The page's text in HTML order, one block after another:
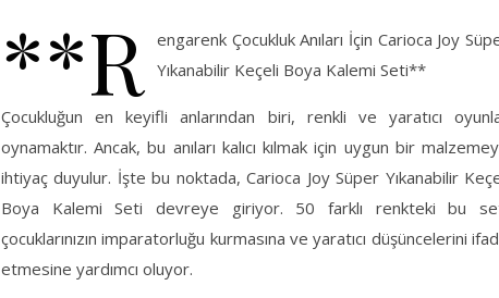
**R engarenk Çocukluk Anıları İçin Carioca Joy
Yıkanabilir Keçeli Boya Kalemi Seti**
Çocukluğun en keyifli anlarından biri, renkli ve yaratıcı
oynamaktır. Ancak, bu anıları kalıcı kılmak için uygun bir
ihtiyaç duyulur. İşte bu noktada, Carioca Joy Süper Yıkanabilir
Boya Kalemi Seti devreye giriyor. 50 farklı renkteki bu
çocuklarınızın imparatorluğu kurmasına ve yaratıcı düşüncelerini
etmesine yardımcı oluyor.